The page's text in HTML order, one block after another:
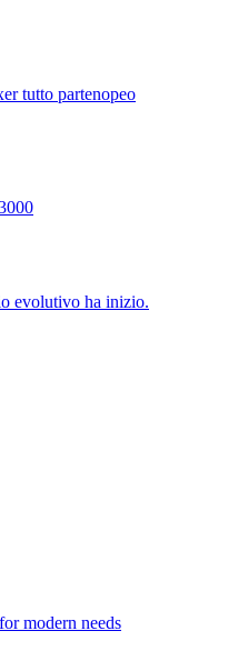
tutto partenopeo
evolutivo ha inizio.
modern needs